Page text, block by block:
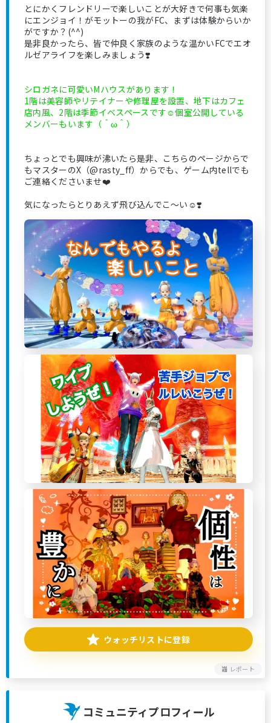
とにかくフレンドリーで楽しいことが大好きで何事も気楽
にエンジョイ！がモットーの我がFC、まずは体験からいか
がですか？(^^)
是非良かったら、皆で仲良く家族のような温かいFCでエオ
ルゼアライフを楽しみましょう❣️
シロガネに可愛いMハウスがあります！
1階は美容師やリテイナーや修理屋を設置、地下はカフェ
店内風、2階は季節イベスペースです☺️個室公開している
メンバーもいます（＾ω＾）
ちょっとでも興味が沸いたら是非、こちらのページからで
もマスターのX（@rasty_ff）からでも、ゲーム内tellでも
ご連絡くださいませ❤️
気になったらとりあえず飛び込んでこ〜い☺️❣️
レポート
ウォッチリストに登録
コミュニティプロフィール